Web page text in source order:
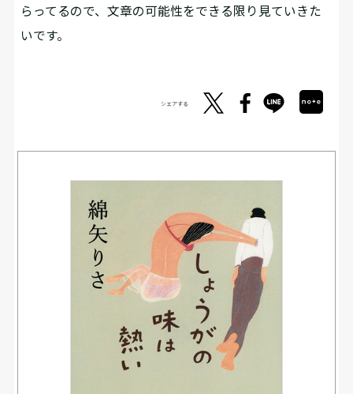
らってるので、文章の可能性をできる限り見ていきた
いです。
シェアする